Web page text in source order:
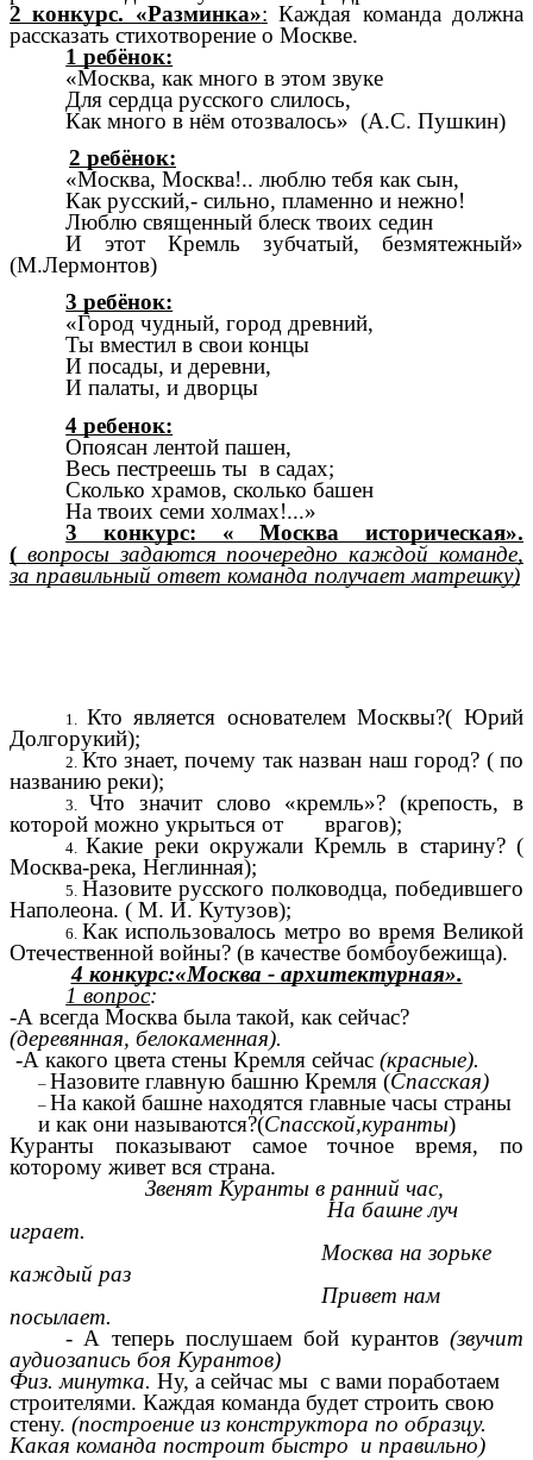
2 конкурс. «Разминка»: Каждая команда должна
рассказать стихотворение о Москве.
1 ребёнок:
«Москва, как много в этом звуке
Для сердца русского слилось,
Как много в нём отозвалось» (А.С. Пушкин)
2 ребёнок:
«Москва, Москва!.. люблю тебя как сын,
Как русский,- сильно, пламенно и нежно!
Люблю священный блеск твоих седин
И этот Кремль зубчатый, безмятежный»
(М.Лермонтов)
3 ребёнок:
«Город чудный, город древний,
Ты вместил в свои концы
И посады, и деревни,
И палаты, и дворцы
4 ребенок:
Опоясан лентой пашен,
Весь пестреешь ты в садах;
Сколько храмов, сколько башен
На твоих семи холмах!...»
3 конкурс: « Москва историческая».
( вопросы задаются поочередно каждой команде,
за правильный ответ команда получает матрешку)
Кто является основателем Москвы?( Юрий
Долгорукий);
Кто знает, почему так назван наш город? ( по
названию реки);
Что значит слово «кремль»? (крепость, в
которой можно укрыться от врагов);
Какие реки окружали Кремль в старину? (
Москва-река, Неглинная);
Назовите русского полководца, победившего
Наполеона. ( М. И. Кутузов);
Как использовалось метро во время Великой
Отечественной войны? (в качестве бомбоубежища).
4 конкурс:«Москва - архитектурная».
1 вопрос:
-А всегда Москва была такой, как сейчас?
(деревянная, белокаменная).
-А какого цвета стены Кремля сейчас (красные).
Назовите главную башню Кремля (Спасская)
На какой башне находятся главные часы страны
и как они называются?(Спасской,куранты)
Куранты показывают самое точное время, по
которому живет вся страна.
Звенят Куранты в ранний час,
На башне луч
играет.
Москва на зорьке
каждый раз
Привет нам
посылает.
- А теперь послушаем бой курантов (звучит
аудиозапись боя Курантов)
Физ. минутка. Ну, а сейчас мы с вами поработаем
строителями. Каждая команда будет строить свою
стену. (построение из конструктора по образцу.
Какая команда построит быстро и правильно)